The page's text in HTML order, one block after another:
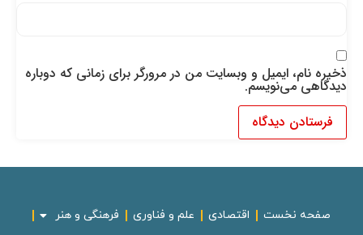
ذخیره نام، ایمیل و وبسایت من در مرورگر برای زمانی که دوباره
دیدگاهی می‌نویسم.
صفحه نخست اقتصادی علم و فناوری فرهنگی و هنر